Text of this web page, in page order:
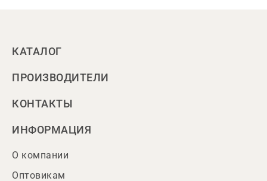
КАТАЛОГ
ПРОИЗВОДИТЕЛИ
КОНТАКТЫ
ИНФОРМАЦИЯ
О компании
Оптовикам